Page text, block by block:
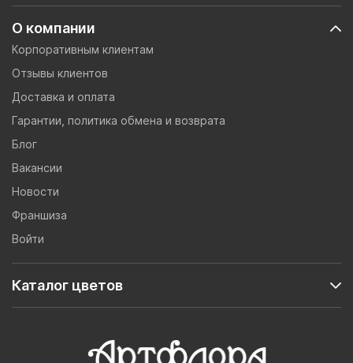
О компании
Корпоративным клиентам
Отзывы клиентов
Доставка и оплата
Гарантии, политика обмена и возврата
Блог
Вакансии
Новости
Франшиза
Войти
Каталог цветов